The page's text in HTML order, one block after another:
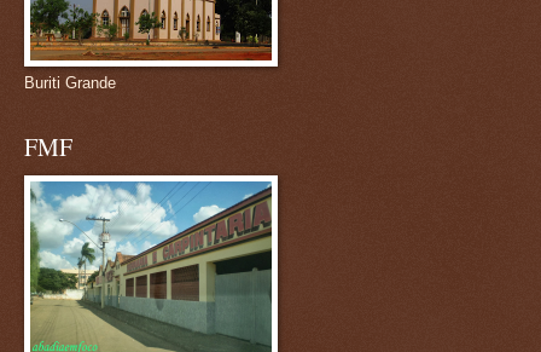
Buriti Grande
FMF